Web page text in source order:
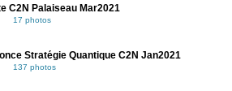
C2N Palaiseau Mar2021
17 photos
Stratégie Quantique C2N Jan2021
137 photos